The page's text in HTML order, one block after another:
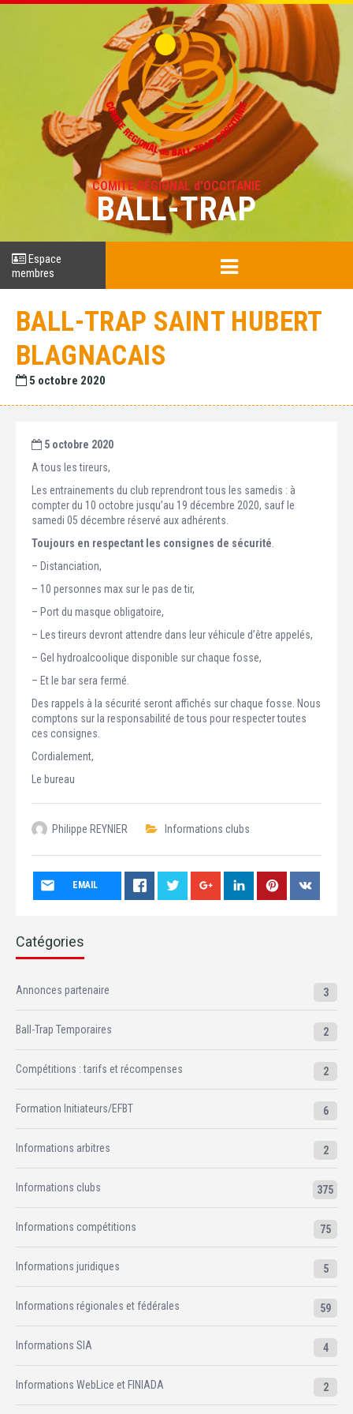
COMITÉ RÉGIONAL d'OCCITANIE
BALL-TRAP
Espace
membres
BALL-TRAP SAINT HUBERT
BLAGNACAIS
5 octobre 2020
5 octobre 2020
A tous les tireurs,
Les entrainements du club reprendront tous les samedis : à
compter du 10 octobre jusqu’au 19 décembre 2020, sauf le
samedi 05 décembre réservé aux adhérents.
Toujours en respectant les consignes de sécurité
– Distanciation,
– 10 personnes max sur le pas de tir,
– Port du masque obligatoire,
– Les tireurs devront attendre dans leur véhicule d’être appelés,
– Gel hydroalcoolique disponible sur chaque fosse,
– Et le bar sera fermé.
Des rappels à la sécurité seront affichés sur chaque fosse. Nous
comptons sur la responsabilité de tous pour respecter toutes
ces consignes.
Cordialement,
Le bureau
Philippe REYNIER Informations clubs
EMAIL
Catégories
Annonces partenaire 3
Ball-Trap Temporaires 2
Compétitions : tarifs et récompenses 2
Formation Initiateurs/EFBT 6
Informations arbitres 2
Informations clubs 375
Informations compétitions 75
Informations juridiques 5
Informations régionales et fédérales 59
Informations SIA 4
Informations WebLice et FINIADA 2